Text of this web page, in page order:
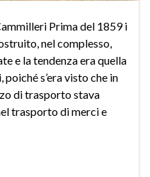
Prima del 1859 i
nel complesso,
e la tendenza era quella
s’era visto che in
di trasporto stava
trasporto di merci e